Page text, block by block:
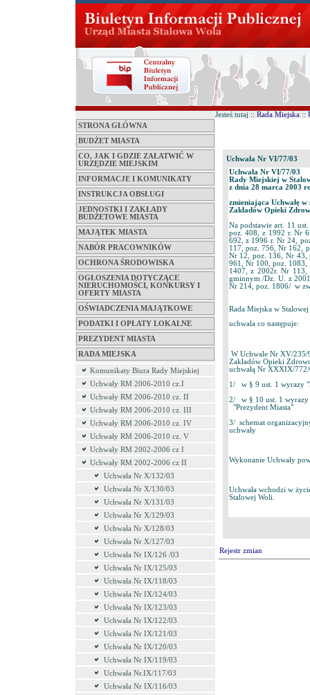
STRONA GŁÓWNA
BUDŻET MIASTA
CO, JAK I GDZIE ZAŁATWIĆ W
URZĘDZIE MIEJSKIM
INFORMACJE I KOMUNIKATY
INSTRUKCJA OBSŁUGI
JEDNOSTKI I ZAKŁADY
BUDŻETOWE MIASTA
MAJĄTEK MIASTA
NABÓR PRACOWNIKÓW
OCHRONA ŚRODOWISKA
OGŁOSZENIA DOTYCZĄCE
NIERUCHOMOŚCI, KONKURSY I
OFERTY MIASTA
OŚWIADCZENIA MAJĄTKOWE
PODATKI I OPŁATY LOKALNE
PREZYDENT MIASTA
RADA MIEJSKA
Komunikaty Biura Rady Miejskiej
Uchwały RM 2006-2010 cz.I
Uchwały RM 2006-2010 cz. II
Uchwały RM 2006-2010 cz. III
Uchwały RM 2006-2010 cz. IV
Uchwały RM 2006-2010 cz. V
Uchwały RM 2002-2006 cz I
Uchwały RM 2002-2006 cz II
Uchwała Nr X/132/03
Uchwała Nr X/130/03
Uchwała Nr X/131/03
Uchwała Nr X/129/03
Uchwała Nr X/128/03
Uchwała Nr X/127/03
Uchwała Nr IX/126 /03
Uchwała Nr IX/125/03
Uchwała Nr IX/118/03
Uchwała Nr IX/124/03
Uchwała Nr IX/123/03
Uchwała Nr IX/122/03
Uchwała Nr IX/121/03
Uchwała Nr IX/120/03
Uchwała Nr IX/119/03
Uchwała Nr.IX/117/03
Uchwała Nr IX/116/03
Jesteś tutaj :: Rada Miejska ::
Uchwała Nr VI/77/03
Uchwała Nr VI/77/03
Rady Miejskiej w
z dnia 28 marca 2003
zmieniająca Uchwałę
Zakładów Opieki
Na podstawie art. 11
poz. 408, z 1992 r. Nr
692, z 1996 r. Nr 24,
117, poz. 756, Nr 162,
Nr 12, poz. 136, Nr 43,
961, Nr 100, poz.
1407, z 2002r. Nr
gminnym /Dz. U. z
Nr 214, poz. 1806/ w
Rada Miejska w
uchwala co następuje:
W Uchwale Nr XV/235/
Zakładów Opieki
uchwałą Nr XXXIX/
1/ w § 9 ust. 1 wyrazy
2/ w § 10 ust. 1 wyrazy
"Prezydent Miasta"
3/ schemat
uchwały
Wykonanie Uchwały
Uchwała wchodzi w
Stalowej Woli.
Rejestr zmian